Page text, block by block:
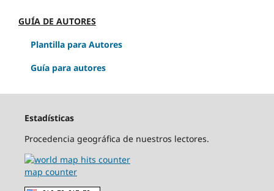
GUÍA DE AUTORES
Plantilla para Autores
Guía para autores
Estadísticas
Procedencia geográfica de nuestros lectores.
map counter